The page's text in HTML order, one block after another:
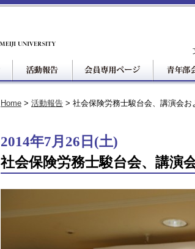
Home > 活動報告 > 社会保険労務士駿台会、講演会
2014年7月26日(土)
社会保険労務士駿台会、講演